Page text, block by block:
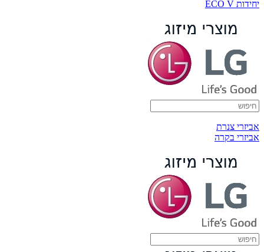
יחידות ECO V
אביזרי צנרת
אביזרי בקרה